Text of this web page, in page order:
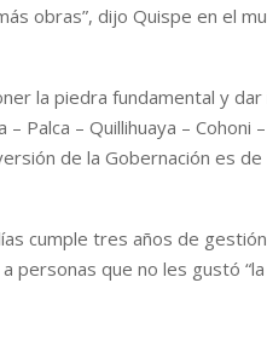
obras”, dijo Quispe en el
la piedra fundamental y dar
– Quillihuaya – Cohoni
de la Gobernación es
cumple tres años de gestión
que no les gustó “la